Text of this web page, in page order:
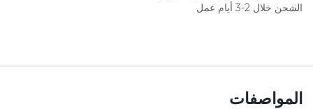
الشحن خلال 2-3 أيام عمل
المواصفات